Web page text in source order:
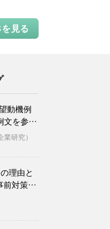
見る
動機例
文を参考
研究）
理由と
前対策も